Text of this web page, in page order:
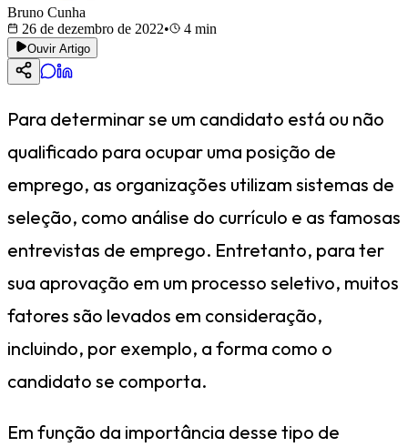
Bruno Cunha
26 de dezembro de 2022• 4 min
Ouvir Artigo
Para determinar se um candidato está ou não
qualificado para ocupar uma posição de
emprego, as organizações utilizam sistemas de
seleção, como análise do currículo e as famosas
entrevistas de emprego. Entretanto, para ter
sua aprovação em um processo seletivo, muitos
fatores são levados em consideração,
incluindo, por exemplo, a forma como o
candidato se comporta.
Em função da importância desse tipo de